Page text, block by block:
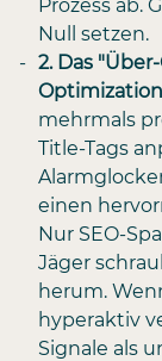
Prozess ab.
Null setzen.
2. Das
mehrmals
Title-Tags
einen
Nur SEO-
Jäger
herum.
hyperaktiv
Signale als